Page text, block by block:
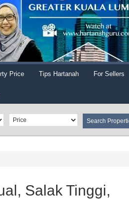
Price Tips Hartanah For Sellers
Salak Tinggi,